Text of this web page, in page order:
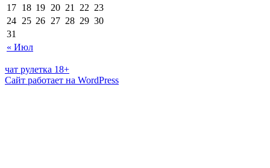
« Июл
17 18 19 20 21 22 23
24 25 26 27 28 29 30
31
чат рулетка 18+
Сайт работает на WordPress